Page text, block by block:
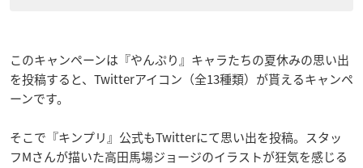
このキャンペーンは『やんぷり』キャラたちの夏休みの思い出
を投稿すると、Twitterアイコン（全13種類）が貰えるキャンペ
ーンです。
そこで『キンプリ』公式もTwitterにて思い出を投稿。スタッ
フMさんが描いた高田馬場ジョージのイラストが狂気を感じる